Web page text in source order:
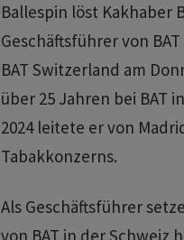
Ballespin löst Kakhaber
Geschäftsführer von
BAT Switzerland am
über 25 Jahren bei BAT
2024 leitete er von
Tabakkonzerns.
Als Geschäftsführer
von BAT in der Schweiz